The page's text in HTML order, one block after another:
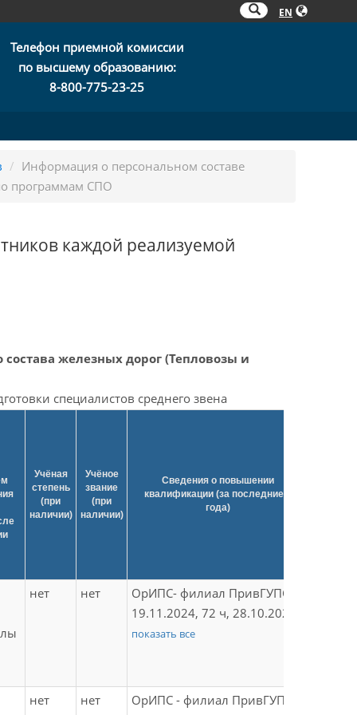
EN
Телефон приемной комиссии
по высшему образованию:
8-800-775-23-25
/ Информация о персональном составе
программам СПО
каждой реализуемой
железных дорог (Тепловозы и
специалистов среднего звена
Учёная
степень
(при
наличии)
Учёное
звание
(при
наличии)
Сведения о повышении
квалификации (за последние 3
года)
нет нет
ОрИПС- филиал ПривГУПС,
19.11.2024, 72 ч, 28.10.2024-
11.11.2024, Удостоверение
преподавания дисциплин в
показать все
нет нет
ОрИПС - филиал ПривГУПС,